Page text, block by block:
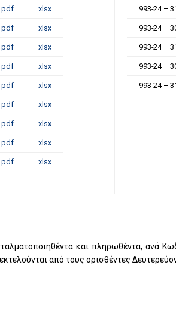
pdf xlsx
pdf xlsx
pdf xlsx
pdf xlsx
pdf xlsx
pdf xlsx
pdf xlsx
pdf xlsx
pdf xlsx
993-24 –
993-24 –
993-24 –
993-24 –
993-24 –
και πληρωθέντα, ανά
από τους ορισθέντες